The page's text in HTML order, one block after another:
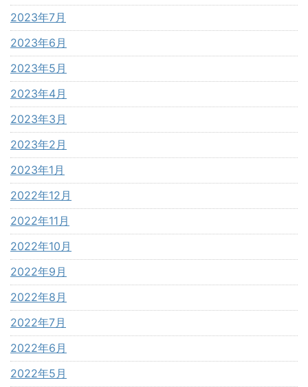
2023年7月
2023年6月
2023年5月
2023年4月
2023年3月
2023年2月
2023年1月
2022年12月
2022年11月
2022年10月
2022年9月
2022年8月
2022年7月
2022年6月
2022年5月